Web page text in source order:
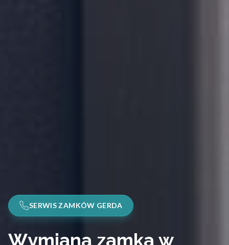
SERWIS ZAMKÓW GERDA
Wymiana zamka w